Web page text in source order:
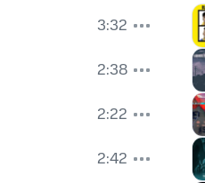
3:32
2:38
2:22
2:42